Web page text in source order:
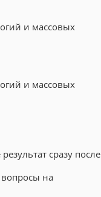
и массовых
и массовых
сразу после
на